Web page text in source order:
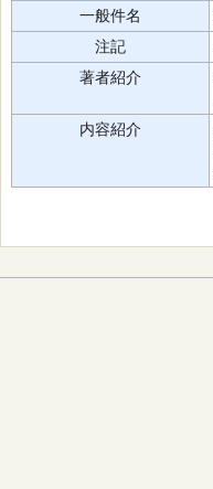
一般件名
注記
著者紹介
内容紹介